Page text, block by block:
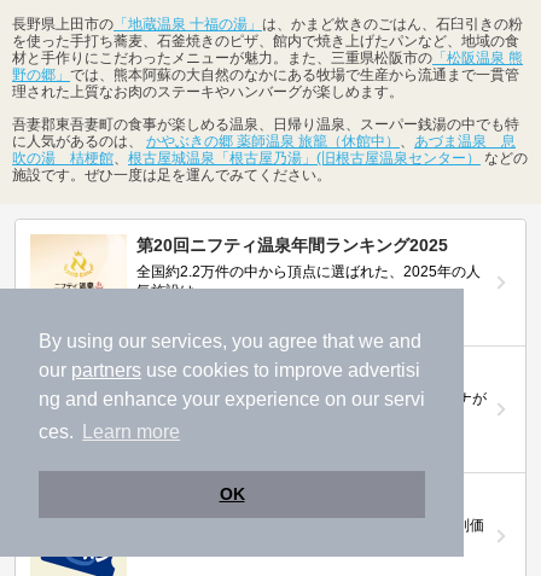
By using our services, you agree that we and
our partners use cookies to improve advertisi
ng and enhance your experience on our servi
ces.
Learn more
OK
長野県上田市の 「地蔵温泉 十福の湯」 は、かまど炊きのごはん、石臼引きの粉
を使った手打ち蕎麦、石釜焼きのピザ、館内で焼き上げたパンなど、地域の食
材と手作りにこだわったメニューが魅力。また、三重県松阪市の 「松阪温泉 熊
野の郷」 では、熊本阿蘇の大自然のなかにある牧場で生産から流通まで一貫管
理された上質なお肉のステーキやハンバーグが楽しめます。
吾妻郡東吾妻町の食事が楽しめる温泉、日帰り温泉、スーパー銭湯の中でも特
に人気があるのは、 かやぶきの郷 薬師温泉 旅籠（休館中）
あづま温泉 息
吹の湯 桔梗館
根古屋城温泉「根古屋乃湯」(旧根古屋温泉センター）
などの
施設です。ぜひ一度は足を運んでみてください。
第20回ニフティ温泉年間ランキング2025
全国約2.2万件の中から頂点に選ばれた、2025年の人
気施設は…
ニフティ温泉 サウナランキング2026
おふろ好きユーザーの投票により、全国No.1サウナが
ニフティ温泉プレミアムクーポン
ノジマモバイル会員向け 通常よりもお得な「特別価